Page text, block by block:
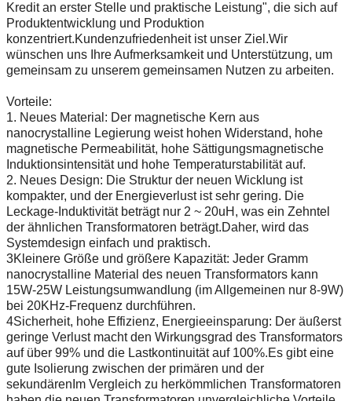
Kredit an erster Stelle und praktische Leistung", die sich auf
Produktentwicklung und Produktion
konzentriert.Kundenzufriedenheit ist unser Ziel.Wir
wünschen uns Ihre Aufmerksamkeit und Unterstützung, um
gemeinsam zu unserem gemeinsamen Nutzen zu arbeiten.
Vorteile:
1. Neues Material: Der magnetische Kern aus
nanocrystalline Legierung weist hohen Widerstand, hohe
magnetische Permeabilität, hohe Sättigungsmagnetische
Induktionsintensität und hohe Temperaturstabilität auf.
2. Neues Design: Die Struktur der neuen Wicklung ist
kompakter, und der Energieverlust ist sehr gering. Die
Leckage-Induktivität beträgt nur 2 ~ 20uH, was ein Zehntel
der ähnlichen Transformatoren beträgt.Daher, wird das
Systemdesign einfach und praktisch.
3Kleinere Größe und größere Kapazität: Jeder Gramm
nanocrystalline Material des neuen Transformators kann
15W-25W Leistungsumwandlung (im Allgemeinen nur 8-9W)
bei 20KHz-Frequenz durchführen.
4Sicherheit, hohe Effizienz, Energieeinsparung: Der äußerst
geringe Verlust macht den Wirkungsgrad des Transformators
auf über 99% und die Lastkontinuität auf 100%.Es gibt eine
gute Isolierung zwischen der primären und der
sekundärenIm Vergleich zu herkömmlichen Transformatoren